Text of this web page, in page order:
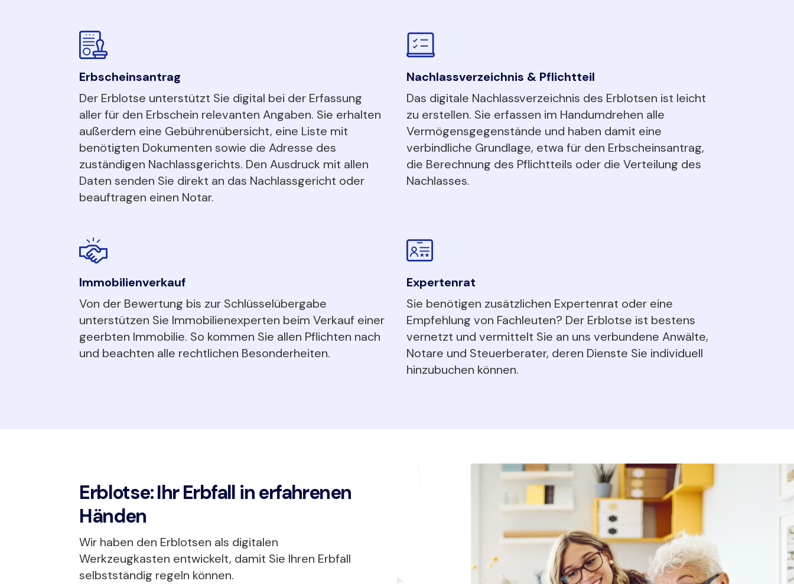
Erbscheinsantrag
Der Erblotse unterstützt Sie digital bei der Erfassung
aller für den Erbschein relevanten Angaben. Sie erhalten
außerdem eine Gebührenübersicht, eine Liste mit
benötigten Dokumenten sowie die Adresse des
zuständigen Nachlassgerichts. Den Ausdruck mit allen
Daten senden Sie direkt an das Nachlassgericht oder
beauftragen einen Notar.
Nachlassverzeichnis & Pflichtteil
Das digitale Nachlassverzeichnis des Erblotsen ist leicht
zu erstellen. Sie erfassen im Handumdrehen alle
Vermögensgegenstände und haben damit eine
verbindliche Grundlage, etwa für den Erbscheinsantrag,
die Berechnung des Pflichtteils oder die Verteilung des
Nachlasses.
Immobilienverkauf
Von der Bewertung bis zur Schlüsselübergabe
unterstützen Sie Immobilienexperten beim Verkauf einer
geerbten Immobilie. So kommen Sie allen Pflichten nach
und beachten alle rechtlichen Besonderheiten.
Expertenrat
Sie benötigen zusätzlichen Expertenrat oder eine
Empfehlung von Fachleuten? Der Erblotse ist bestens
vernetzt und vermittelt Sie an uns verbundene Anwälte,
Notare und Steuerberater, deren Dienste Sie individuell
hinzubuchen können.
Erblotse: Ihr Erbfall in erfahrenen
Händen
Wir haben den Erblotsen als digitalen
Werkzeugkasten entwickelt, damit Sie Ihren Erbfall
selbstständig regeln können.